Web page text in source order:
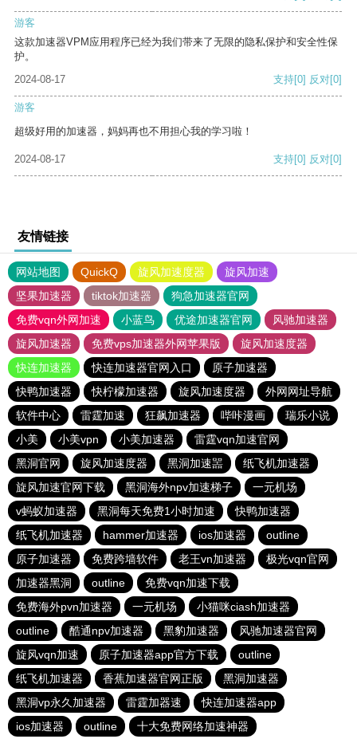
游客
这款加速器VPM应用程序已经为我们带来了无限的隐私保护和安全性保
护。
2024-08-17
支持[0] 反对[0]
游客
超级好用的加速器，妈妈再也不用担心我的学习啦！
2024-08-17 支持[0] 反对[0]
友情链接
网站地图 QuickQ 旋风加速度器
旋风加速
坚果加速器
tiktok加速器
狗急加速器官网
免费vqn外网加速
小蓝鸟 优途加速器官网
风驰加速器
旋风加速器
免费vps加速器外网苹果版
旋风加速度器
快连加速器
快连加速器官网入口
原子加速器
快鸭加速器
快柠檬加速器 旋风加速度器
外网网址导航
软件中心
雷霆加速 狂飙加速器 哔咔漫画
瑞乐小说
小美
小美vpn 小美加速器
雷霆vqn加速官网
黑洞官网
旋风加速度器 黑洞加速噐
纸飞机加速器
旋风加速官网下载
黑洞海外npv加速梯子
一元机场
v蚂蚁加速器
黑洞每天免费1小时加速
快鸭加速器
纸飞机加速器
hammer加速器 ios加速器
outline
原子加速器
免费跨墙软件 老王vn加速器
极光vqn官网
加速器黑洞
outline
免费vqn加速下载
免费海外pvn加速器
一元机场
小猫咪ciash加速器
outline
酷通npv加速器 黑豹加速器
风驰加速器官网
旋风vqn加速
原子加速器app官方下载
outline
纸飞机加速器
香蕉加速器官网正版
黑洞加速器
黑洞vp永久加速器
雷霆加器速
快连加速器app
ios加速器
outline 十大免费网络加速神器